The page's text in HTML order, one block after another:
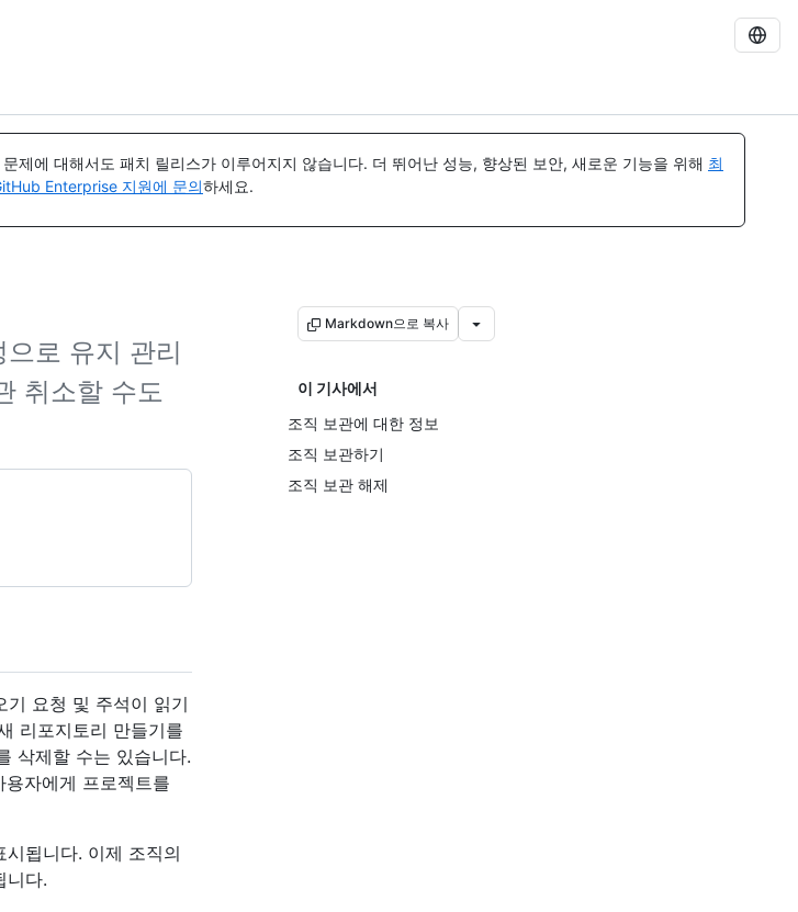
제에 대해서도 패치 릴리스가 이루어지지 않습니다. 더 뛰어난 성능, 향상된 보안, 새로운 기능을 위해 최
Enterprise 지원에 문의하세요.
로 유지 관리
취소할 수도
Markdown으로 복사
이 기사에서
조직 보관에 대한 정보
조직 보관하기
조직 보관 해제
기 요청 및 주석이 읽기
리포지토리 만들기를
삭제할 수는 있습니다.
자에게 프로젝트를
됩니다. 이제 조직의
니다.